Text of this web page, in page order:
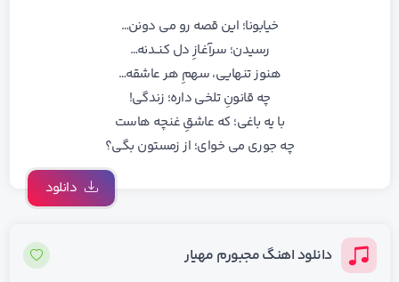
خیابونا؛ این قصه رو می دونن…
رسیدن؛ سرآغـازِ دل کنــدنه…
هنوز تنهایی، سهمِ هر عاشقه…
چه قانونِ تلخی داره؛ زندگی!
با یه باغی؛ که عاشقِ غنچه هاست
چه جوری می خوای؛ از زمستون بگی؟
دانلود
دانلود اهنگ مجبورم مهیار